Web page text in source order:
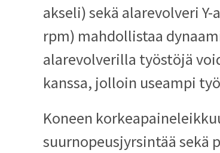
akseli) sekä alarevolveri
rpm) mahdollistaa
alarevolverilla työstöjä
kanssa, jolloin useampi
Koneen
suurnopeusjyrsintää sekä